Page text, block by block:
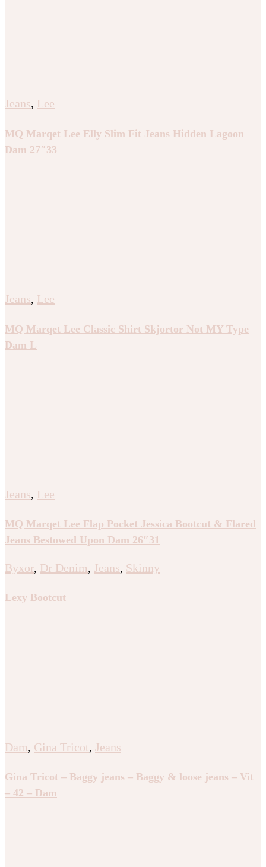
Jeans, Lee
MQ Marqet Lee Elly Slim Fit Jeans Hidden Lagoon
Dam 27″33
Jeans, Lee
MQ Marqet Lee Classic Shirt Skjortor Not MY Type
Dam L
Jeans, Lee
MQ Marqet Lee Flap Pocket Jessica Bootcut & Flared
Jeans Bestowed Upon Dam 26″31
Byxor, Dr Denim, Jeans, Skinny
Lexy Bootcut
Dam, Gina Tricot, Jeans
Gina Tricot – Baggy jeans – Baggy & loose jeans – Vit
– 42 – Dam